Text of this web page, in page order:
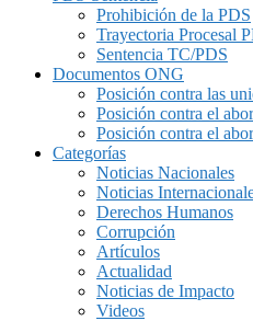
Prohibición de la PDS
Trayectoria Procesal
Sentencia TC/PDS
Documentos ONG
Posición contra las
Posición contra el
Posición contra el
Categorías
Noticias Nacionales
Noticias
Derechos Humanos
Corrupción
Artículos
Actualidad
Noticias de Impacto
Videos